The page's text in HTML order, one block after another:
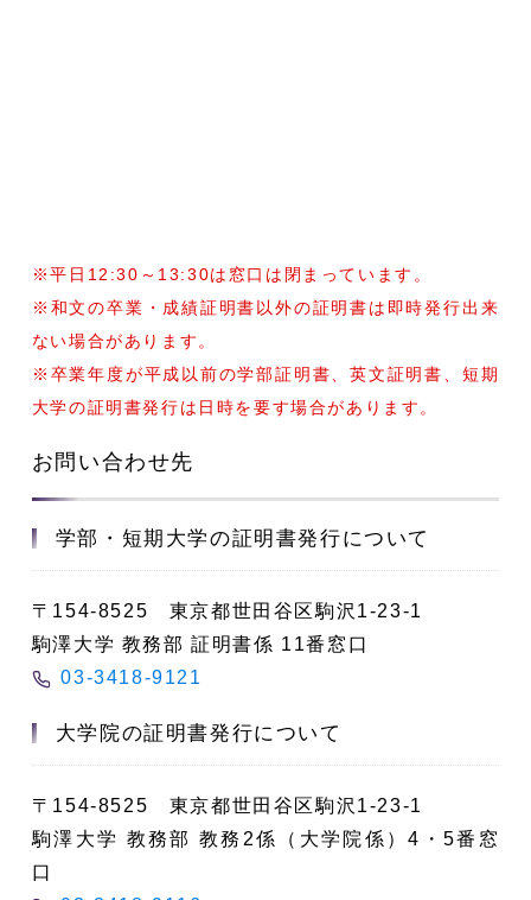
※平日12:30～13:30は窓口は閉まっています。
※和文の卒業・成績証明書以外の証明書は即時発行出来
ない場合があります。
※卒業年度が平成以前の学部証明書、英文証明書、短期
大学の証明書発行は日時を要す場合があります。
お問い合わせ先
学部・短期大学の証明書発行について
〒154-8525 東京都世田谷区駒沢1-23-1
駒澤大学 教務部 証明書係 11番窓口
03-3418-9121
大学院の証明書発行について
〒154-8525 東京都世田谷区駒沢1-23-1
駒澤大学 教務部 教務2係（大学院係）4・5番窓
口